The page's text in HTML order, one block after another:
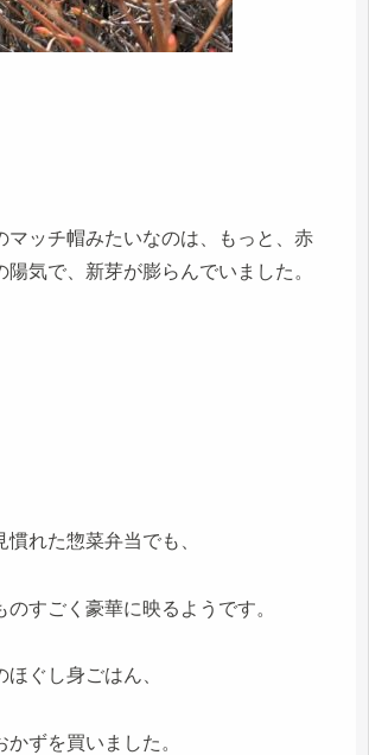
マッチ帽みたいなのは、もっと、赤
陽気で、新芽が膨らんでいました。
れた惣菜弁当でも、
のすごく豪華に映るようです。
ぐし身ごはん、
ずを買いました。